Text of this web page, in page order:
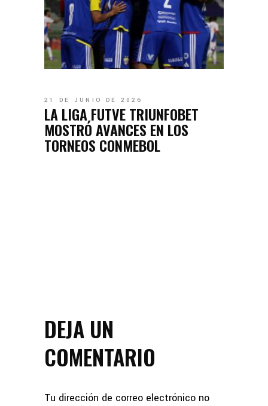
21 DE JUNIO DE 2026
LA LIGA FUTVE TRIUNFOBET
MOSTRÓ AVANCES EN LOS
TORNEOS CONMEBOL
DEJA UN
COMENTARIO
Tu dirección de correo electrónico no